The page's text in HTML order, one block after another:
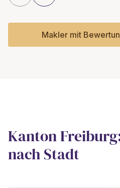
Makler mit
Kanton
nach Stadt